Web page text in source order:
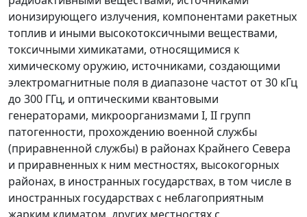
ионизирующего излучения, компонентами ракетных
топлив и иными высокотоксичными веществами,
токсичными химикатами, относящимися к
химическому оружию, источниками, создающими
электромагнитные поля в диапазоне частот от 30 кГц
до 300 ГГц, и оптическими квантовыми
генераторами, микроорганизмами I, II групп
патогенности, прохождению военной службы
(приравненной службы) в районах Крайнего Севера
и приравненных к ним местностях, высокогорных
районах, в иностранных государствах, в том числе в
иностранных государствах с неблагоприятным